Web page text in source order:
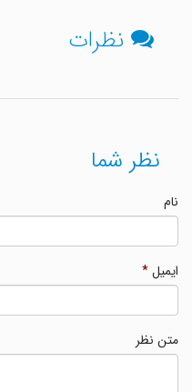
نظرات
نظر شما
ایمیل*
متن نظر